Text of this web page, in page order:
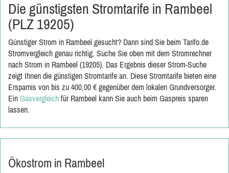
Die günstigsten Stromtarife in Rambeel
(PLZ 19205)
Günstiger Strom in Rambeel gesucht? Dann sind Sie beim Tarifo.de
Stromvergleich genau richtig. Suche Sie oben mit dem Stromrechner
nach Strom in Rambeel (19205). Das Ergebnis dieser Strom-Suche
zeigt Ihnen die günstigen Stromtarife an. Diese Stromtarife bieten eine
Ersparnis von bis zu 400,00 € gegenüber dem lokalen Grundversorger.
Ein Gasvergleich für Rambeel kann Sie auch beim Gaspreis sparen
lassen.
Ökostrom in Rambeel